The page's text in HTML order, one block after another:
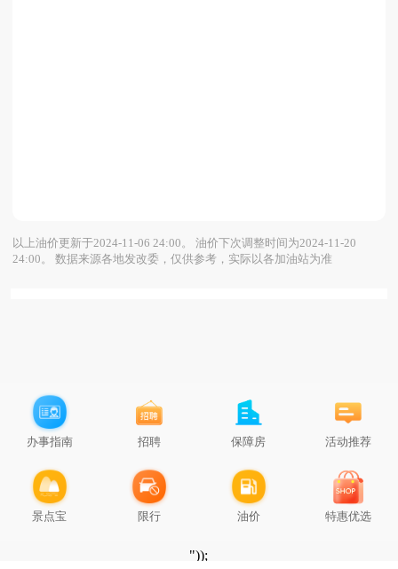
以上油价更新于2024-11-06 24:00。
油价下次调整时间为2024-11-20
24:00。
数据来源各地发改委，仅供参考，实际以各加油站为准
办事指南 招聘 保障房 活动推荐
景点宝 限行 油价 特惠优选
"));